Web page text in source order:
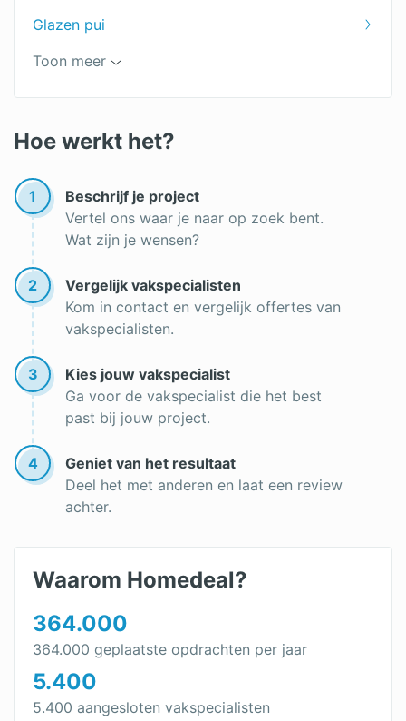
Glazen pui
Houten schuifpui
Hor voor een schuifpui
Pui met openslaande deuren
Schuifpui vervangen
Schuifpui op maat
Goedkope schuifpui
Toon meer
Hoe werkt het?
1
Beschrijf je project
Vertel ons waar je naar op zoek bent.
Wat zijn je wensen?
2
Vergelijk vakspecialisten
Kom in contact en vergelijk offertes van
vakspecialisten.
3
Kies jouw vakspecialist
Ga voor de vakspecialist die het best
past bij jouw project.
4
Geniet van het resultaat
Deel het met anderen en laat een review
achter.
Waarom Homedeal?
364.000
364.000 geplaatste opdrachten per jaar
5.400
5.400 aangesloten vakspecialisten